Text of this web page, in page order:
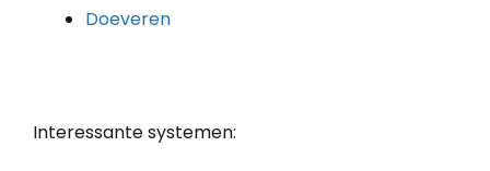
Doeveren
Interessante systemen: